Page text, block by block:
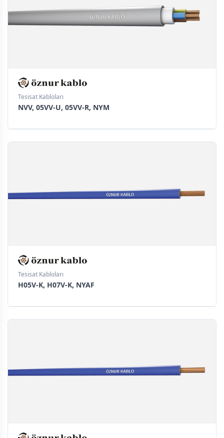
Tesisat Kabloları
NVV, 05VV-U, 05VV-R, NYM
Tesisat Kabloları
H05V-K, H07V-K, NYAF